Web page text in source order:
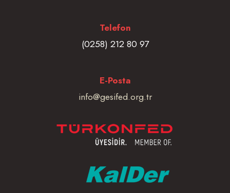
Telefon
(0258) 212 80 97
E-Posta
info@gesifed.org.tr